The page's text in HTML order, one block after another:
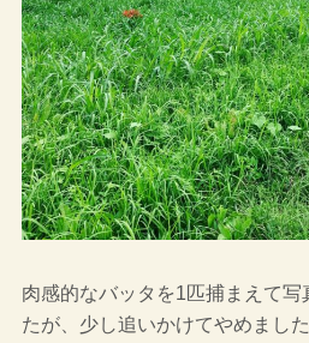
肉感的なバッタを1匹捕まえて
たが、少し追いかけてやめまし